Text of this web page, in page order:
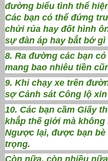
đường biểu tình thể
Các bạn có thể đứng
chửi rủa hay đốt hình
sự đàn áp hay bắt bớ gì
8. Ra đường các bạn
mang bao nhiêu tiền
9. Khi chạy xe trên
sợ Cảnh sát Công lộ
10. Các bạn cầm Giấy
khắp thế giới mà
Ngược lại, được bạn
trọng.